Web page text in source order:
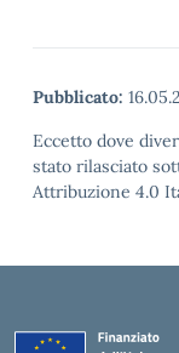
Pubblicato:
Eccetto dove
stato rilasciato
Attribuzione 4.0